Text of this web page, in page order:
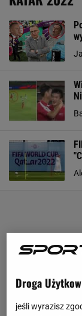
Droga
jeśli wyrazisz